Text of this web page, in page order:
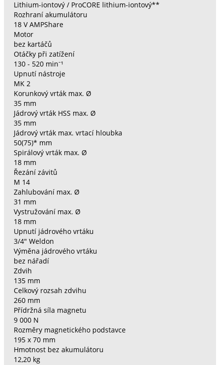
Lithium-iontový / ProCORE lithium-iontový**
Rozhraní akumulátoru
18 V AMPShare
Motor
bez kartáčů
Otáčky při zatížení
130 - 520 min⁻¹
Upnutí nástroje
MK 2
Korunkový vrták max. Ø
35 mm
Jádrový vrták HSS max. Ø
35 mm
Jádrový vrták max. vrtací hloubka
50(75)* mm
Spirálový vrták max. Ø
18 mm
Řezání závitů
M 14
Zahlubování max. Ø
31 mm
Vystružování max. Ø
18 mm
Upnutí jádrového vrtáku
3/4" Weldon
Výměna jádrového vrtáku
bez nářadí
Zdvih
135 mm
Celkový rozsah zdvihu
260 mm
Přídržná síla magnetu
9 000 N
Rozměry magnetického podstavce
195 x 70 mm
Hmotnost bez akumulátoru
12,20 kg